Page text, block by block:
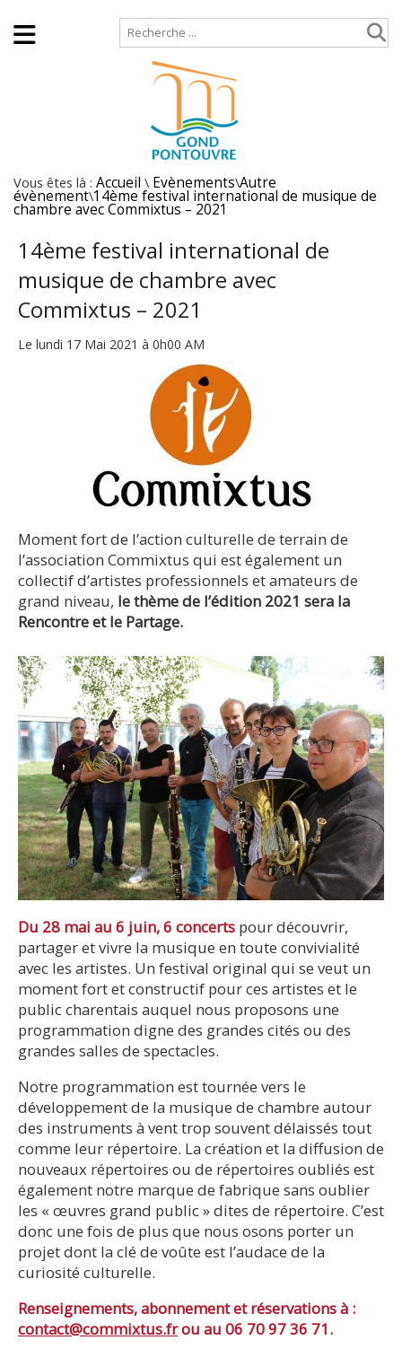
Vous êtes là : Accueil \ Evènements\Autre
évènement\14ème festival international de musique de
chambre avec Commixtus – 2021
14ème festival international de
musique de chambre avec
Commixtus – 2021
Le lundi 17 Mai 2021 à 0h00 AM
Moment fort de l’action culturelle de terrain de
l’association Commixtus qui est également un
collectif d’artistes professionnels et amateurs de
grand niveau, le thème de l’édition 2021 sera la
Rencontre et le Partage.
Du 28 mai au 6 juin, 6 concerts pour découvrir,
partager et vivre la musique en toute convivialité
avec les artistes. Un festival original qui se veut un
moment fort et constructif pour ces artistes et le
public charentais auquel nous proposons une
programmation digne des grandes cités ou des
grandes salles de spectacles.
Notre programmation est tournée vers le
développement de la musique de chambre autour
des instruments à vent trop souvent délaissés tout
comme leur répertoire. La création et la diffusion de
nouveaux répertoires ou de répertoires oubliés est
également notre marque de fabrique sans oublier
les « œuvres grand public » dites de répertoire. C’est
donc une fois de plus que nous osons porter un
projet dont la clé de voûte est l’audace de la
curiosité culturelle.
Renseignements, abonnement et réservations à :
contact@commixtus.frou au 06 70 97 36 71.